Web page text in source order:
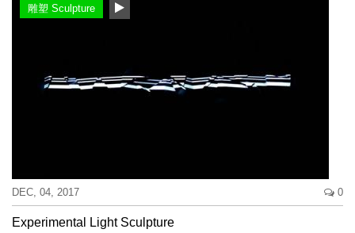
雕塑 Sculpture
DEC, 04, 2017 0
Experimental Light Sculpture